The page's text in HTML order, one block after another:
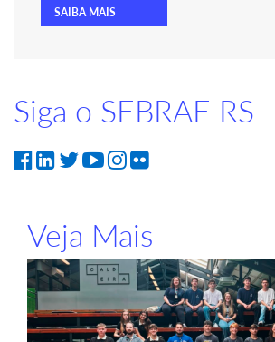
SAIBA MAIS
Siga o SEBRAE RS
Veja Mais